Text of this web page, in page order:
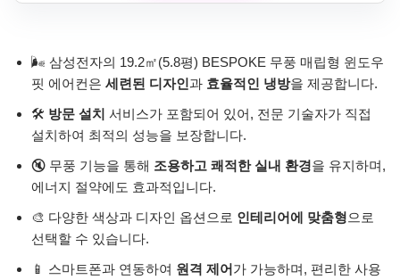
🌬️ 삼성전자의 19.2㎡(5.8평) BESPOKE 무풍 매립형 윈도우
핏 에어컨은 세련된 디자인과 효율적인 냉방을 제공합니다.
🛠️ 방문 설치 서비스가 포함되어 있어, 전문 기술자가 직접
설치하여 최적의 성능을 보장합니다.
🔇 무풍 기능을 통해 조용하고 쾌적한 실내 환경을 유지하며,
에너지 절약에도 효과적입니다.
🎨 다양한 색상과 디자인 옵션으로 인테리어에 맞춤형으로
선택할 수 있습니다.
📱 스마트폰과 연동하여 원격 제어가 가능하며, 편리한 사용